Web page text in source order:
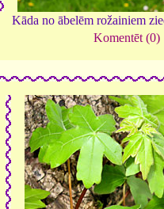
Kāda no ābelēm rožainiem
Komentēt (0)